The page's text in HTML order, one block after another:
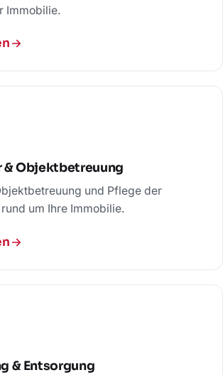
Immobilie.
& Objektbetreuung
und Pflege der
um Ihre Immobilie.
& Entsorgung